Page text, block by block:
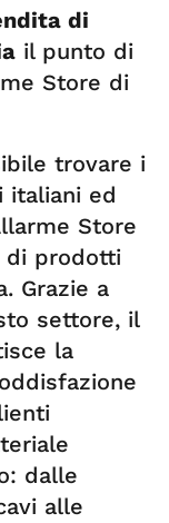
di
il punto di
Store di
trovare i
italiani ed
Store
di prodotti
Grazie a
settore, il
la
dalle
alle